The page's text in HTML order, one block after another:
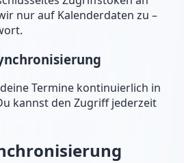
nur auf Kalenderdaten zu –
Termine kontinuierlich in
kannst den Zugriff jederzeit